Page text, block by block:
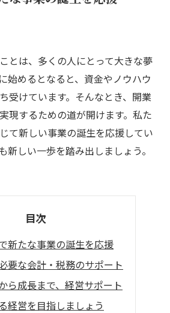
とは、多くの人にとって大きな夢
始めるとなると、資金やノウハウ
受けています。そんなとき、開業
現するための道が開けます。私た
て新しい事業の誕生を応援してい
新しい一歩を踏み出しましょう。
目次
新たな事業の誕生を応援
要な会計・税務のサポート
ら成長まで、経営サポート
経営を目指しましょう